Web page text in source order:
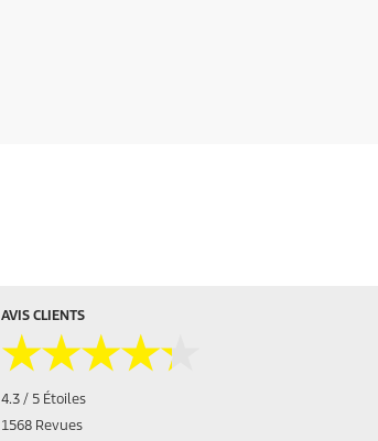
AVIS CLIENTS
★★★★★
★★★★★
4.3 / 5 Étoiles
1568 Revues